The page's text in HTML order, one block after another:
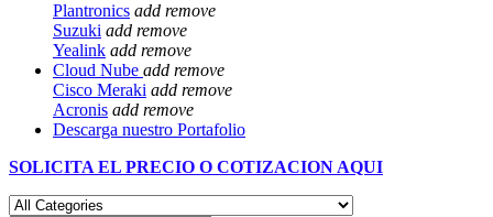
Plantronics add remove
Suzuki add remove
Yealink add remove
Cloud Nube add remove
Cisco Meraki add remove
Acronis add remove
Descarga nuestro Portafolio
SOLICITA EL PRECIO O COTIZACION AQUI